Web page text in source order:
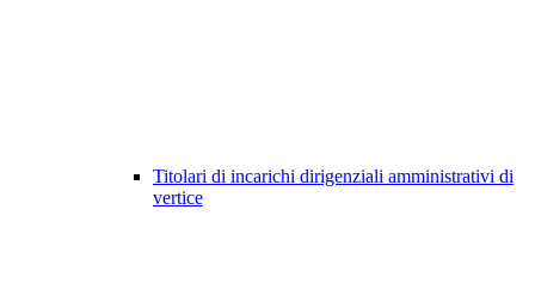
Titolari di incarichi dirigenziali amministrativi di
vertice